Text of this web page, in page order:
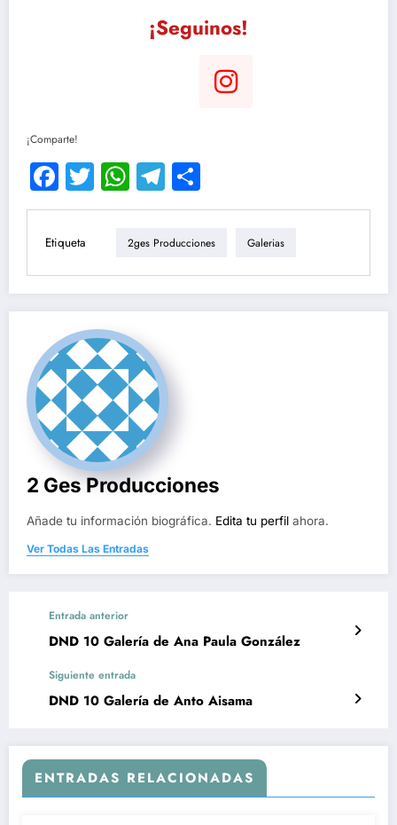
¡Seguinos!
¡Comparte!
Facebook
TwitterWhatsApp
Telegram
Etiqueta 2ges Producciones Galerias
2 Ges Producciones
Añade tu información biográfica. Edita tu perfil ahora.
Ver Todas Las Entradas
Entrada anterior
DND 10 Galería de Ana Paula González
Siguiente entrada
DND 10 Galería de Anto Aisama
ENTRADAS RELACIONADAS